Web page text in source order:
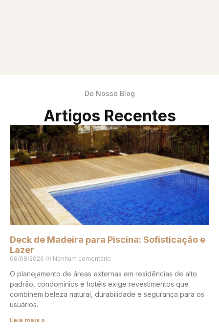
Do Nosso Blog
Artigos Recentes
Deck de Madeira para Piscina: Sofisticação e
Lazer
06/08/2026 Nenhum comentário
O planejamento de áreas externas em residências de alto
padrão, condomínios e hotéis exige revestimentos que
combinem beleza natural, durabilidade e segurança para os
usuários.
Leia mais »